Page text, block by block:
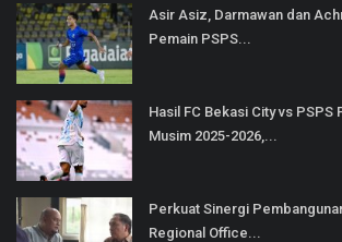
Asir Asiz, Darmawan dan
Pemain PSPS...
Hasil FC Bekasi City vs PSPS
Musim 2025-2026,...
Perkuat Sinergi
Regional Office...